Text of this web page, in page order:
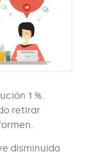
1 %.
retirar
disminuida